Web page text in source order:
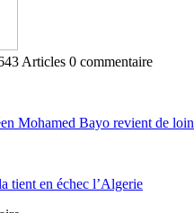
Articles 0 commentaire
Mohamed Bayo revient de loin
tient en échec l’Algerie